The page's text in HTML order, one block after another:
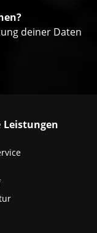
deiner Daten
Leistungen